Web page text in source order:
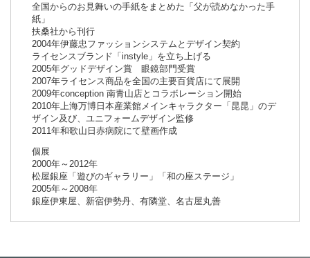
全国からのお見舞いの手紙をまとめた「父が読めなかった手
紙」
扶桑社から刊行
2004年伊藤忠ファッションシステムとデザイン契約
ライセンスブランド「instyle」を立ち上げる
2005年グッドデザイン賞 眼鏡部門受賞
2007年ライセンス商品を全国の主要百貨店にて展開
2009年conception 南青山店とコラボレーション開始
2010年上海万博日本産業館メインキャラクター「昆昆」のデ
ザイン及び、ユニフォームデザイン監修
2011年和歌山日赤病院にて壁画作成
個展
2000年～2012年
松屋銀座「遊びのギャラリー」「和の座ステージ」
2005年～2008年
銀座伊東屋、新宿伊勢丹、有隣堂、名古屋丸善